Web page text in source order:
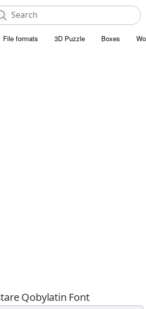
File formats 3D Puzzle Boxes
Qobylatin Font